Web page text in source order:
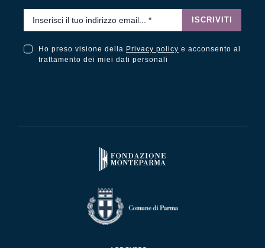
ISCRIVITI
Ho preso visione della Privacy policy e acconsento al
trattamento dei miei dati personali